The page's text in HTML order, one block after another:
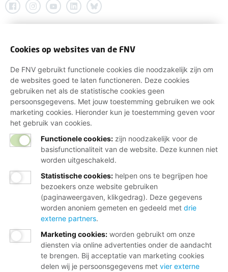
Cookies op websites van de FNV
De FNV gebruikt functionele cookies die noodzakelijk zijn om
de websites goed te laten functioneren. Deze cookies
gebruiken net als de statistische cookies geen
persoonsgegevens. Met jouw toestemming gebruiken we ook
marketing cookies. Hieronder kun je toestemming geven voor
het gebruik van cookies.
Functionele cookies: zijn noodzakelijk voor de
basisfunctionaliteit van de website. Deze kunnen niet
worden uitgeschakeld.
Statistische cookies: helpen ons te begrijpen hoe
bezoekers onze website gebruiken
(paginaweergaven, klikgedrag). Deze gegevens
worden anoniem gemeten en gedeeld met drie
externe partners.
Marketing cookies: worden gebruikt om onze
diensten via online advertenties onder de aandacht
te brengen. Bij acceptatie van marketing cookies
delen wij je persoonsgegevens met vier externe